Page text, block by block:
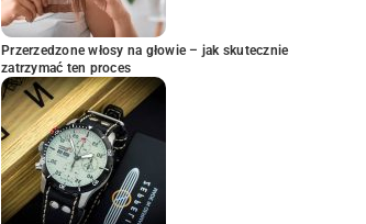
Przerzedzone włosy na głowie – jak skutecznie
zatrzymać ten proces